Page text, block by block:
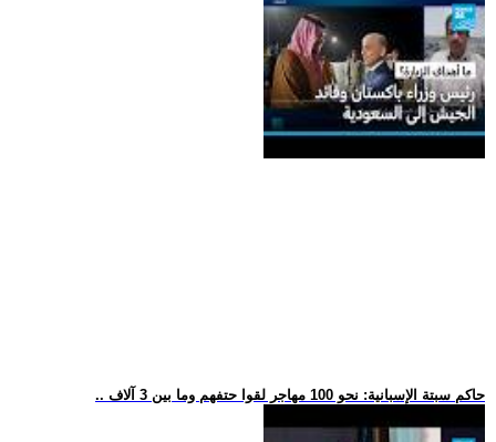
.. حاكم سبتة الإسبانية: نحو 100 مهاجر لقوا حتفهم وما بين 3 آلاف